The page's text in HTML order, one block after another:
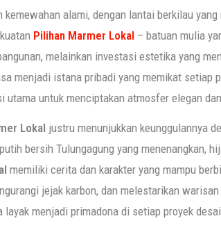
kemewahan alami, dengan lantai berkilau
Pilihan Marmer Lokal – batuan mulia
melainkan investasi estetika yang
menjadi istana pribadi yang memikat
utama untuk menciptakan atmosfer elegan
Lokal justru menunjukkan keunggulannya
bersih Tulungagung yang menenangkan,
memiliki cerita dan karakter yang mampu
jejak karbon, dan melestarikan
menjadi primadona di setiap proyek